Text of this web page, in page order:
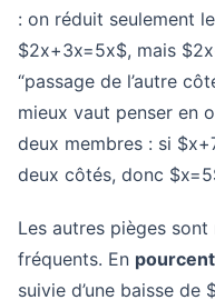
: on réduit seulement
$2x+3x=5x$, mais
“passage de l’autre
mieux vaut penser en
deux membres : si
deux côtés, donc
Les autres pièges
fréquents. En
suivie d’une baisse